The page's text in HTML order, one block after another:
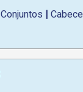
Conjuntos |